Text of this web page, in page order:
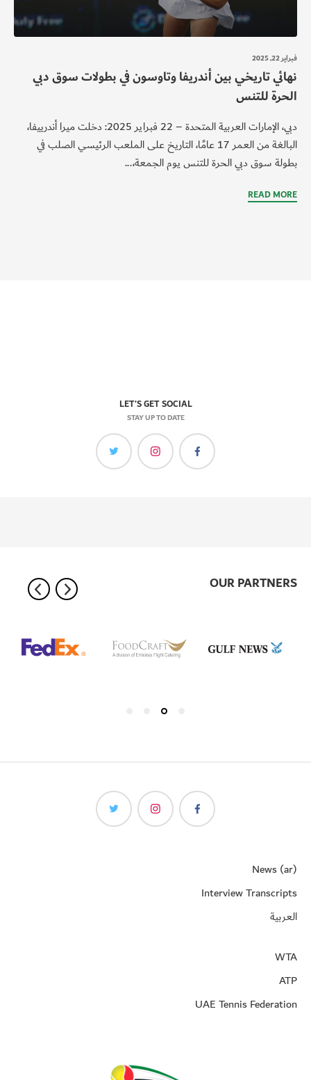
فبراير 22, 2025
نهائي تاريخي بين أندريفا وتاوسون في بطولات سوق دبي
الحرة للتنس
دبي، الإمارات العربية المتحدة – 22 فبراير 2025: دخلت ميرا أندرييفا،
البالغة من العمر 17 عامًا، التاريخ على الملعب الرئيسي الصلب في
بطولة سوق دبي الحرة للتنس يوم الجمعة،...
READ MORE
LET'S GET SOCIAL
STAY UP TO DATE
OUR PARTNERS
News (ar)
Interview Transcripts
العربية
WTA
ATP
UAE Tennis Federation